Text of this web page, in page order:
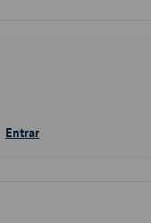
Entrar